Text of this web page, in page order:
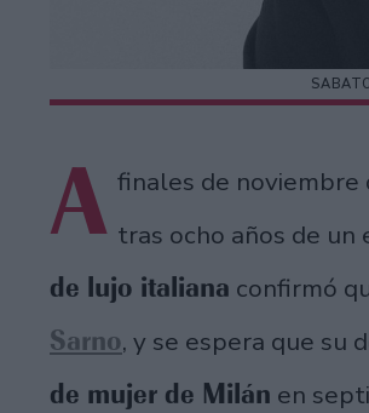
A finales de noviembre
tras ocho años de un
de lujo italiana confirmó
Sarno, y se espera que su
de mujer de Milán en